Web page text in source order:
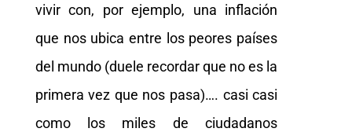
vivir con, por ejemplo, una inflación
que nos ubica entre los peores países
del mundo (duele recordar que no es la
primera vez que nos pasa)…. casi casi
como los miles de ciudadanos